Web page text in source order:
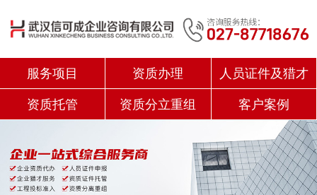
服务项目 资质办理 人员证件及猎才
资质托管 资质分立重组 客户案例